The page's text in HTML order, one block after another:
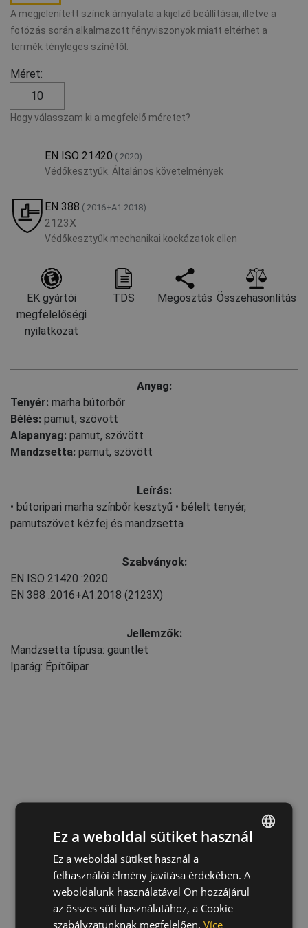
A megjelenített színek árnyalata a kijelző beállításai, illetve a
fotózás során alkalmazott fényviszonyok miatt eltérhet a
termék tényleges színétől.
Méret:
10
Hogy válasszam ki a megfelelő méretet?
EN ISO 21420 (:2020)
Védőkesztyűk. Általános követelmények
EN 388 (:2016+A1:2018)
2123X
Védőkesztyűk mechanikai kockázatok ellen
EK gyártói
megfelelőségi
nyilatkozat
TDS Megosztás Összehasonlítás
Anyag:
Tenyér: marha bútorbőr
Bélés: pamut, szövött
Alapanyag: pamut, szövött
Mandzsetta: pamut, szövött
Leírás:
• bútoripari marha színbőr kesztyű • bélelt tenyér,
pamutszövet kézfej és mandzsetta
Szabványok:
EN ISO 21420 :2020
EN 388 :2016+A1:2018 (2123X)
Jellemzők:
Mandzsetta típusa: gauntlet
Iparág: Építőipar
CZECH
HUNGARIAN
Ez a weboldal sütiket használ
Ez a weboldal sütiket használ a
felhasználói élmény javítása érdekében. A
weboldalunk használatával Ön hozzájárul
az összes süti használatához, a Cookie
szabályzatunknak megfelelően. Více